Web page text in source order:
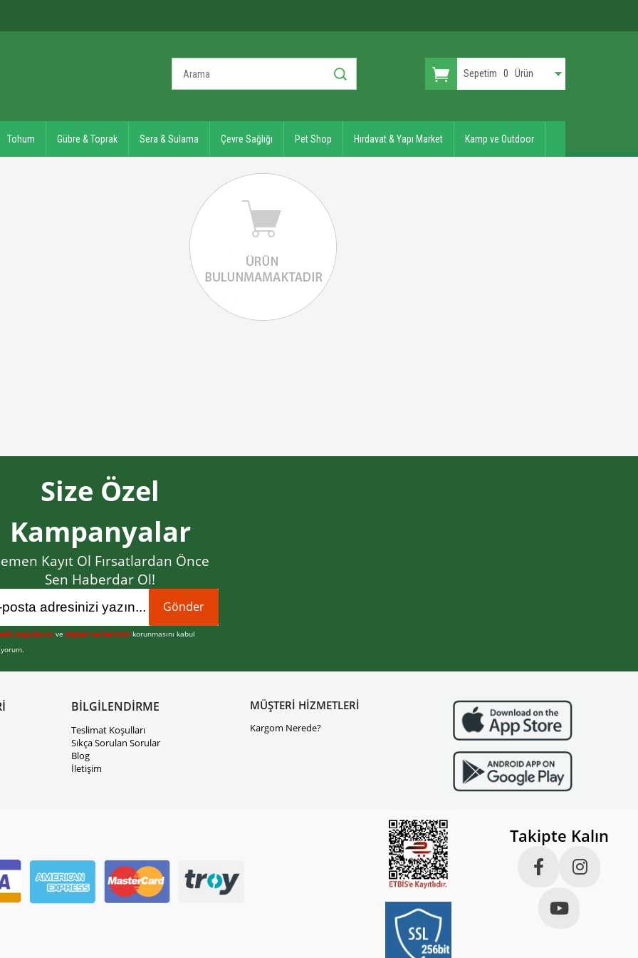
Sepetim 0 Ürün
Tohum Gübre & Toprak Sera & Sulama Çevre Sağlığı Pet Shop Hırdavat & Yapı Market Kamp ve Outdoor
Size Özel
Kampanyalar
Kayıt Ol Fırsatlardan Önce
Sen Haberdar Ol!
Gönder
koşullarını vekişisel verilerimin korunmasını kabul
BİLGİLENDİRME
Teslimat Koşulları
Sıkça Sorulan Sorular
Blog
İletişim
MÜŞTERİ HİZMETLERİ
Kargom Nerede?
Takipte Kalın